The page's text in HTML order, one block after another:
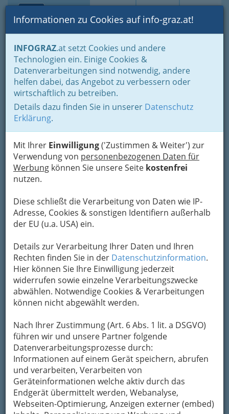
Suche Login Toggle
Informationen zu Cookies auf info-graz.at!
INFOGRAZ.at setzt Cookies und andere
Technologien ein. Einige Cookies &
Datenverarbeitungen sind notwendig, andere
helfen dabei, das Angebot zu verbessern oder
wirtschaftlich zu betreiben.
Details dazu finden Sie in unserer Datenschutz
Erklärung.
Mit Ihrer Einwilligung('Zustimmen & Weiter') zur
Verwendung von personenbezogenen Daten für
Werbung können Sie unsere Seite kostenfrei
nutzen.
Diese schließt die Verarbeitung von Daten wie IP-
Adresse, Cookies & sonstigen Identifiern außerhalb
der EU (u.a. USA) ein.
Details zur Verarbeitung Ihrer Daten und Ihren
Rechten finden Sie in der Datenschutzinformation.
Hier können Sie Ihre Einwilligung jederzeit
widerrufen sowie einzelne Verarbeitungszwecke
abwählen. Notwendige Cookies & Verarbeitungen
können nicht abgewählt werden.
Nach Ihrer Zustimmung (Art. 6 Abs. 1 lit. a DSGVO)
führen wir und unsere Partner folgende
Datenverarbeitungsprozesse durch:
Informationen auf einem Gerät speichern, abrufen
und verarbeiten, Verarbeiten von
Geräteinformationen welche aktiv durch das
Endgerät übermittelt werden, Webanalyse,
Webseiten-Optimierung, Anzeigen externer (embed)
Home Fotos Festivals und Veranstaltungsreihen
SALSA EXPLOSION FEAT.
Eva Moreno - Murszene
Graz 2018
Salsa Explosion Feat. Eva Moreno - Ismael Barrios mit seiner
Band - 001
Vergrößern
Previous Next
SALSA EXPLOSION FEAT. Eva
Moreno
Murszene Graz 2018
Brasilianischer Rhythmus für das Festival
“Murszene” am Grazer Mariahilferplatz: Salsa
Explosion Feat.Eva Moreno